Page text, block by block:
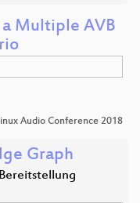
Multiple AVB
Audio Conference 2018
Graph